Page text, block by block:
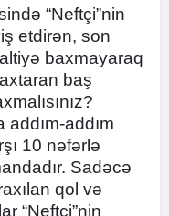
“Neftçi”nin
etdirən, son
baxmayaraq
baş
addım
10 nəfərlə
Sadəcə
qol və
“Neftçi”nin